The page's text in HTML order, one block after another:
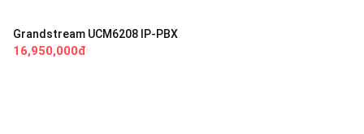
Grandstream UCM6208 IP-PBX
16,950,000đ